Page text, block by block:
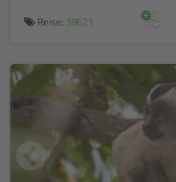
Reise: 38621 +